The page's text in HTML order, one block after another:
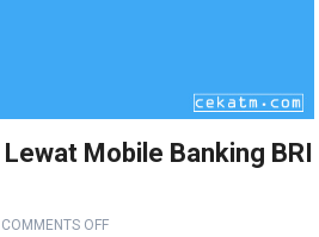
Mobile Banking BRI
COMMENTS OFF